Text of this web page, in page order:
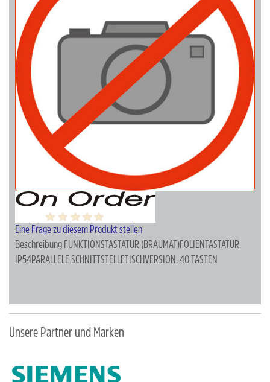
Eine Frage zu diesem Produkt stellen
Beschreibung FUNKTIONSTASTATUR (BRAUMAT)FOLIENTASTATUR,
IP54PARALLELE SCHNITTSTELLETISCHVERSION, 40 TASTEN
Unsere Partner und Marken